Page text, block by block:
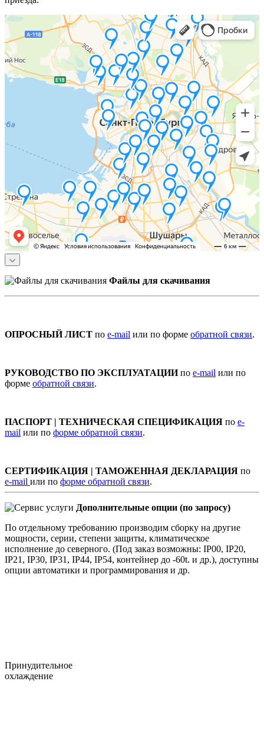
Файлы для скачивания
ОПРОСНЫЙ ЛИСТ по e-mail или по форме обратной связи.
РУКОВОДСТВО ПО ЭКСПЛУАТАЦИИпо e-mail или по
форме обратной связи.
ПАСПОРТ | ТЕХНИЧЕСКАЯ СПЕЦИФИКАЦИЯ по e-
mail или по форме обратной связи.
СЕРТИФИКАЦИЯ | ТАМОЖЕННАЯ ДЕКЛАРАЦИЯ по
e-mail или по форме обратной связи.
Дополнительные опции (по запросу)
По отдельному требованию производим сборку на другие
мощности, серии, степени защиты, климатическое
исполнение до северного. (Под заказ возможны: IP00, IP20,
IP21, IP30, IP31, IP44, IP54, контейнер до -60t. и др.), доступны
опции автоматики и программирования и др.
Принудительное
охлаждение